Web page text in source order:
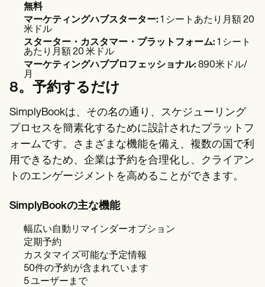
無料
マーケティングハブスターター: 1 シートあたり月額 20
米ドル
スターター・カスタマー・プラットフォーム: 1 シート
あたり月額 20 米ドル
マーケティングハブプロフェッショナル: 890米ドル/
月
8。予約するだけ
SimplyBookは、その名の通り、スケジューリング
プロセスを簡素化するために設計されたプラットフ
ォームです。さまざまな機能を備え、複数の国で利
用できるため、企業は予約を合理化し、クライアン
トのエンゲージメントを高めることができます。
SimplyBookの主な機能
幅広い自動リマインダーオプション
定期予約
カスタマイズ可能な予定情報
50件の予約が含まれています
5 ユーザーまで